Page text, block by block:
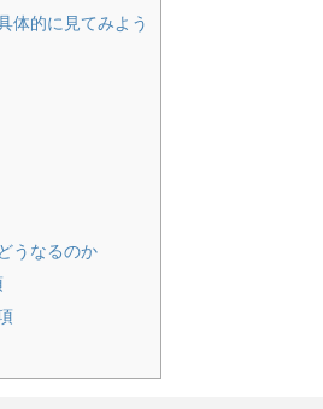
体的に見てみよう
うなるのか